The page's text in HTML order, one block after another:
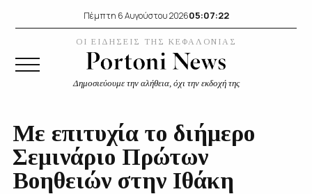
Πέμπτη 6 Αυγούστου 202605:07:24
ΟΙ ΕΙΔΗΣΕΙΣ ΤΗΣ ΚΕΦΑΛΟΝΙΑΣ
Δημοσιεύουμε την αλήθεια, όχι την εκδοχή της
Με επιτυχία το διήμερο
Σεμινάριο Πρώτων
Βοηθειών στην Ιθάκη